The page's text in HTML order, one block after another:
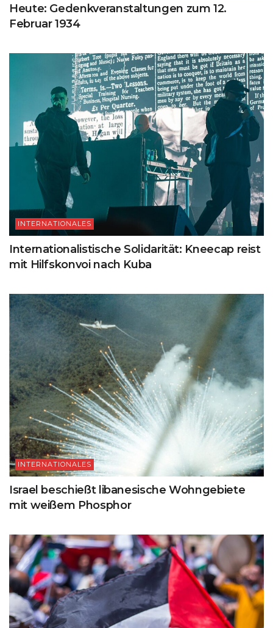
Heute: Gedenkveranstaltungen zum 12.
Februar 1934
INTERNATIONALES
Internationalistische Solidarität: Kneecap reist
mit Hilfskonvoi nach Kuba
INTERNATIONALES
Israel beschießt libanesische Wohngebiete
mit weißem Phosphor